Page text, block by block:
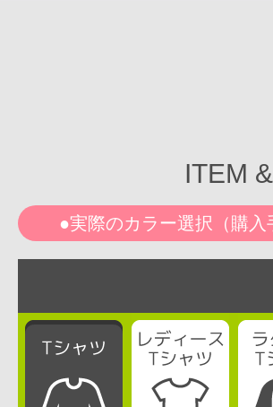
ITEM
●実際のカラー選択（購